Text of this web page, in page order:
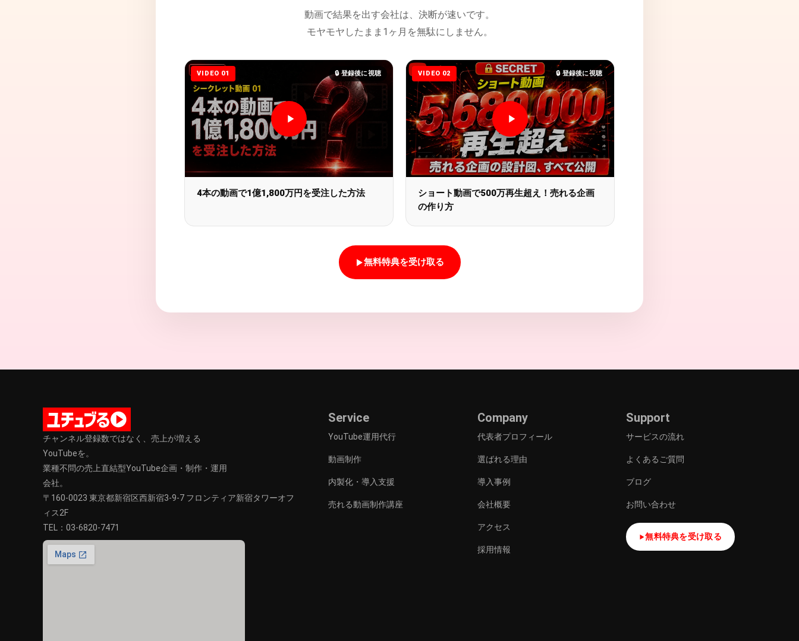
動画で結果を出す会社は、決断が速いです。
モヤモヤしたまま1ヶ月を無駄にしません。
VIDEO 01 🔒 登録後に視聴
4本の動画で1億1,800万円を受注した方法
VIDEO 02 🔒 登録後に視聴
ショート動画で500万再生超え！売れる企画
の作り方
無料特典を受け取る
チャンネル登録数ではなく、売上が増える
YouTubeを。
業種不問の売上直結型YouTube企画・制作・運用
会社。
〒160-0023 東京都新宿区西新宿3-9-7 フロンティア新宿タワーオフ
ィス2F
TEL： 03-6820-7471
Service
YouTube運用代行
動画制作
内製化・導入支援
売れる動画制作講座
Company
代表者プロフィール
選ばれる理由
導入事例
会社概要
アクセス
採用情報
Support
サービスの流れ
よくあるご質問
ブログ
お問い合わせ
無料特典を受け取る